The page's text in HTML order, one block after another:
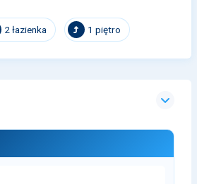
2 łazienka 1 piętro